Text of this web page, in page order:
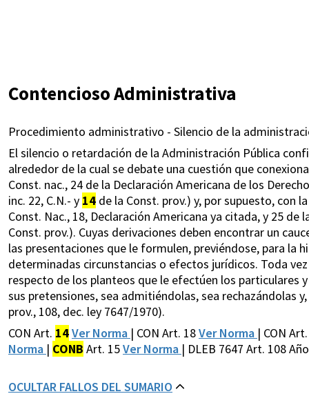
Contencioso Administrativa
Procedimiento administrativo - Silencio de la
El silencio o retardación de la Administración Pública
alrededor de la cual se debate una cuestión que
Const. nac., 24 de la Declaración Americana de los
inc. 22, C.N.- y 14 de la Const. prov.) y, por supuesto, con
Const. Nac., 18, Declaración Americana ya citada, y 25
Const. prov.). Cuyas derivaciones deben encontrar un
las presentaciones que le formulen, previéndose, para la
determinadas circunstancias o efectos jurídicos. Toda
respecto de los planteos que le efectúen los particulares
sus pretensiones, sea admitiéndolas, sea rechazándolas
prov., 108, dec. ley 7647/1970).
CON Art. 14Ver Norma | CON Art. 18Ver Norma | CON
Norma | CONB Art. 15Ver Norma | DLEB 7647 Art. 108
OCULTAR FALLOS DEL SUMARIO